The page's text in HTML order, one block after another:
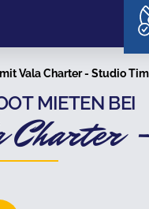
Vala Charter - Studio
MIETEN BEI
Charter